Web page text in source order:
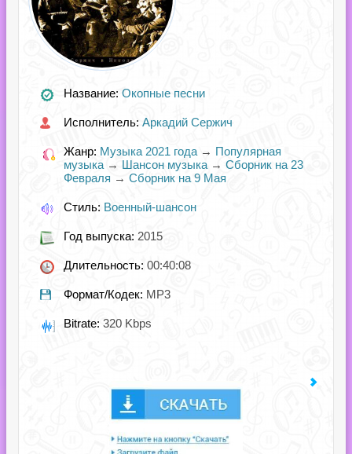
Название: Окопные песни
Исполнитель: Аркадий Сержич
Жанр: Музыка 2021 года → Популярная
музыка → Шансон музыка → Сборник на 23
Февраля → Сборник на 9 Мая
Стиль: Военный-шансон
Год выпуска: 2015
Длительность: 00:40:08
Формат/Кодек: MP3
Bitrate: 320 Kbps